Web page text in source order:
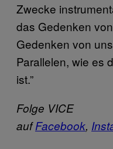
Zwecke
das Gedenken
Gedenken von
Parallelen, wie es
ist.”
Folge VICE
aufFacebook,